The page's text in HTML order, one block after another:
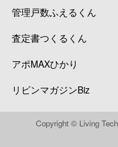
管理戸数ふえるくん
査定書つくるくん
アポMAXひかり
リビンマガジンBiz
Copyright © Living